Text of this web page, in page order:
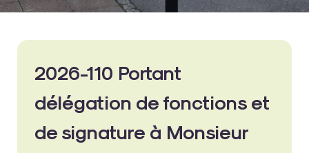
2026-110 Portant
délégation de fonctions et
de signature à Monsieur